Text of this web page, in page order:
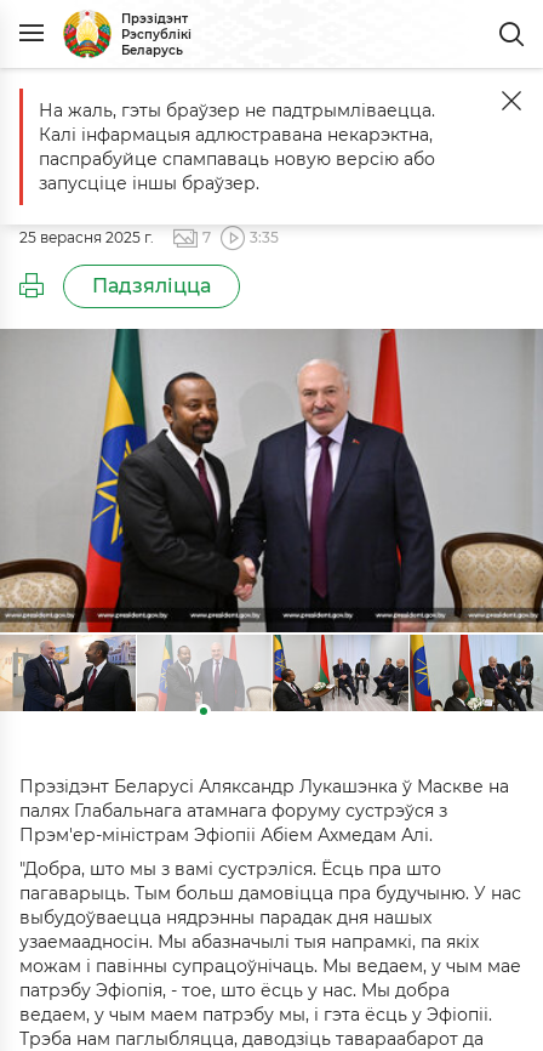
Прэзідэнт
Рэспублікі
Беларусь
Галоўная Падзеі Сустрэча з Прэм'ер-міністрам Эфіопіі Абіем
Сустрэча з Прэм'ер-міністрам
Эфіопіі Абіем Ахмедам Алі
25 верасня 2025 г. 7 3:35
Падзяліцца
Прэзідэнт Беларусі Аляксандр Лукашэнка ў Маскве на
палях Глабальнага атамнага форуму сустрэўся з
Прэм'ер-міністрам Эфіопіі Абіем Ахмедам Алі.
"Добра, што мы з вамі сустрэліся. Ёсць пра што
пагаварыць. Тым больш дамовіцца пра будучыню. У нас
выбудоўваецца нядрэнны парадак дня нашых
узаемаадносін. Мы абазначылі тыя напрамкі, па якіх
можам і павінны супрацоўнічаць. Мы ведаем, у чым мае
патрэбу Эфіопія, - тое, што ёсць у нас. Мы добра
ведаем, у чым маем патрэбу мы, і гэта ёсць у Эфіопіі.
Трэба нам паглыбляцца, даводзіць тавараабарот да
На жаль, гэты браўзер не падтрымліваецца.
Калі інфармацыя адлюстравана некарэктна,
паспрабуйце спампаваць новую версію або
запусціце іншы браўзер.